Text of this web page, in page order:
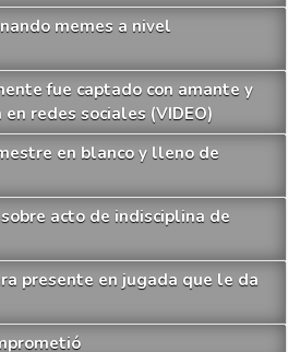
memes a nivel
fue captado con amante y
redes sociales (VIDEO)
en blanco y lleno de
acto de indisciplina de
presente en jugada que le da